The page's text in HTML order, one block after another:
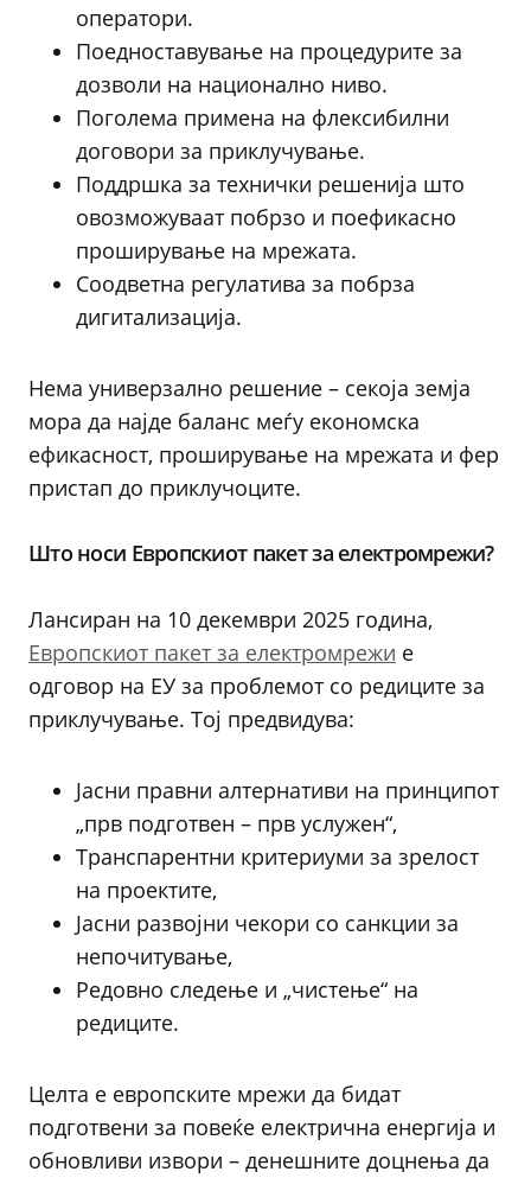
оператори.
Поедноставување на процедурите за
дозволи на национално ниво.
Поголема примена на флексибилни
договори за приклучување.
Поддршка за технички решенија што
овозможуваат побрзо и поефикасно
проширување на мрежата.
Соодветна регулатива за побрза
дигитализација.
Нема универзално решение – секоја земја
мора да најде баланс меѓу економска
ефикасност, проширување на мрежата и фер
пристап до приклучоците.
Што носи Европскиот пакет за електромрежи?
Лансиран на 10 декември 2025 година,
Европскиот пакет за електромрежи е
одговор на ЕУ за проблемот со редиците за
приклучување. Тој предвидува:
Јасни правни алтернативи на принципот
„прв подготвен – прв услужен“,
Транспарентни критериуми за зрелост
на проектите,
Јасни развојни чекори со санкции за
непочитување,
Редовно следење и „чистење“ на
редиците.
Целта е европските мрежи да бидат
подготвени за повеќе електрична енергија и
обновливи извори – денешните доцнења да